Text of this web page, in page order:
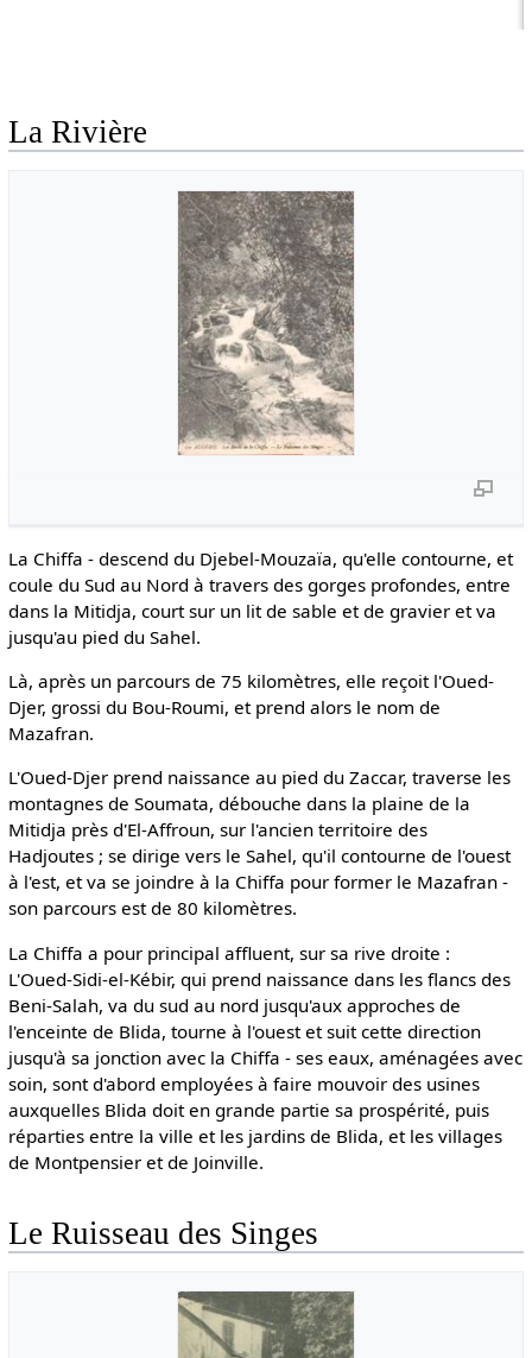
La Rivière
La Chiffa - descend du Djebel-Mouzaïa, qu'elle contourne, et
coule du Sud au Nord à travers des gorges profondes, entre
dans la Mitidja, court sur un lit de sable et de gravier et va
jusqu'au pied du Sahel.
Là, après un parcours de 75 kilomètres, elle reçoit l'Oued-
Djer, grossi du Bou-Roumi, et prend alors le nom de
Mazafran.
L'Oued-Djer prend naissance au pied du Zaccar, traverse les
montagnes de Soumata, débouche dans la plaine de la
Mitidja près d'El-Affroun, sur l'ancien territoire des
Hadjoutes ; se dirige vers le Sahel, qu'il contourne de l'ouest
à l'est, et va se joindre à la Chiffa pour former le Mazafran -
son parcours est de 80 kilomètres.
La Chiffa a pour principal affluent, sur sa rive droite :
L'Oued-Sidi-el-Kébir, qui prend naissance dans les flancs des
Beni-Salah, va du sud au nord jusqu'aux approches de
l'enceinte de Blida, tourne à l'ouest et suit cette direction
jusqu'à sa jonction avec la Chiffa - ses eaux, aménagées avec
soin, sont d'abord employées à faire mouvoir des usines
auxquelles Blida doit en grande partie sa prospérité, puis
réparties entre la ville et les jardins de Blida, et les villages
de Montpensier et de Joinville.
Le Ruisseau des Singes